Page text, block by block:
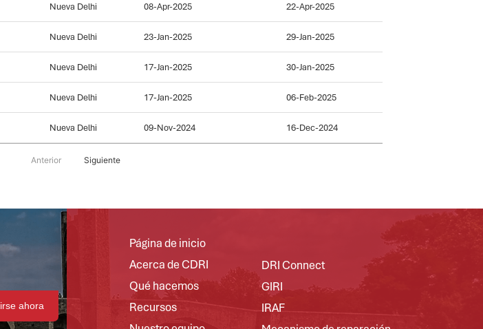
Nueva Delhi 08-Apr-2025 22-Apr-2025
Nueva Delhi 23-Jan-2025 29-Jan-2025
Nueva Delhi 17-Jan-2025 30-Jan-2025
Nueva Delhi 17-Jan-2025 06-Feb-2025
Nueva Delhi 09-Nov-2024 16-Dec-2024
Anterior Siguiente
Página de inicio
Acerca de CDRI
Qué hacemos
Recursos
DRI Connect
GIRI
IRAF